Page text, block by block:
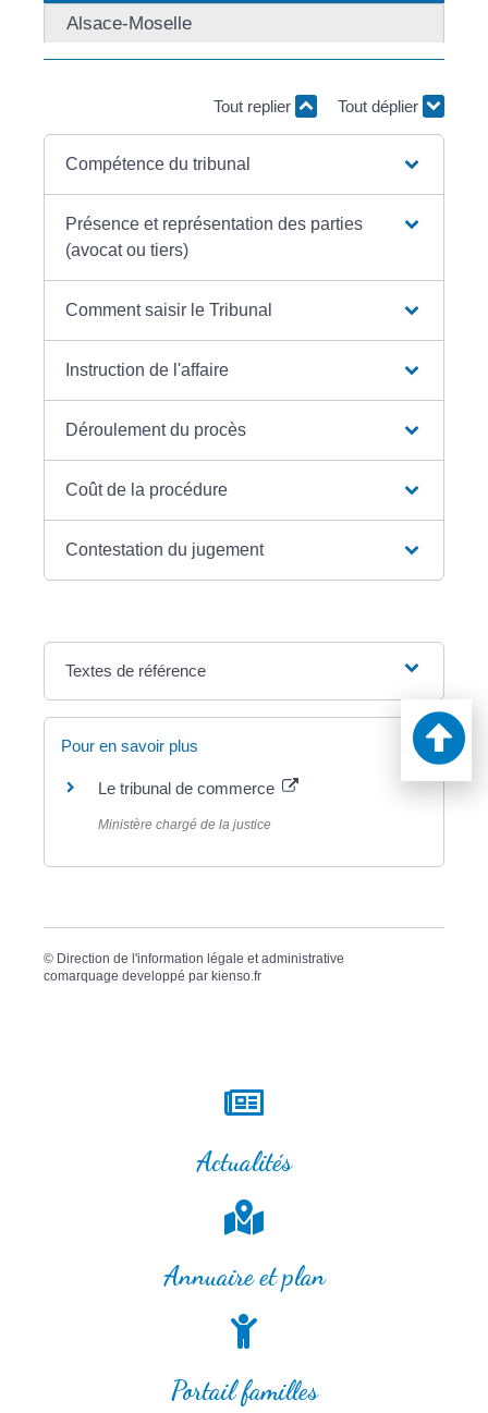
Alsace-Moselle
Tout replier Tout déplier
Compétence du tribunal
Présence et représentation des parties
(avocat ou tiers)
Comment saisir le Tribunal
Instruction de l'affaire
Déroulement du procès
Coût de la procédure
Contestation du jugement
Textes de référence
Pour en savoir plus
Le tribunal de commerce
Ministère chargé de la justice
© Direction de l'information légale et administrative
comarquage developpé par kienso.fr
Actualités
Annuaire et plan
Portail familles